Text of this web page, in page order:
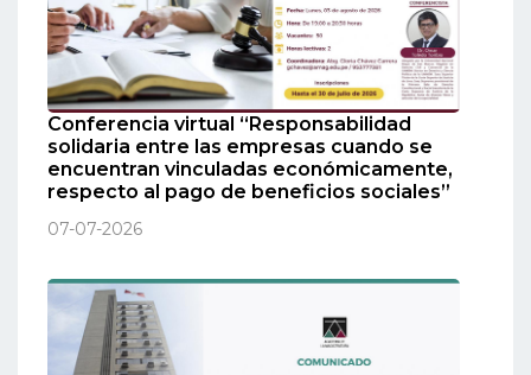
Conferencia virtual “Responsabilidad
solidaria entre las empresas cuando se
encuentran vinculadas económicamente,
respecto al pago de beneficios sociales”
07-07-2026